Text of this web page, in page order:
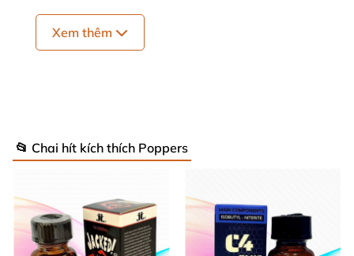
Xem thêm
📂 Chai hít kích thích Poppers